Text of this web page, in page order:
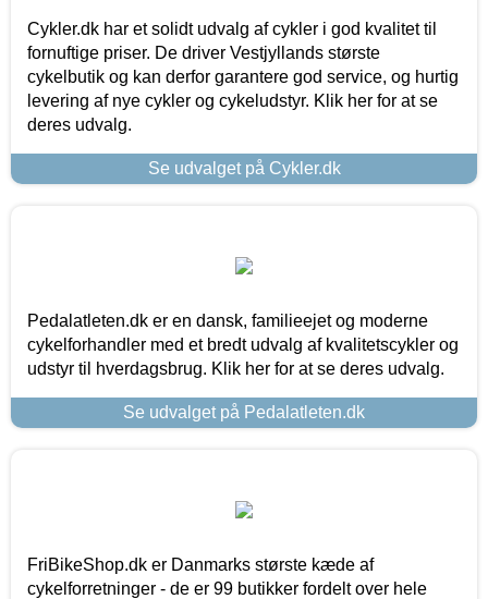
Cykler.dk har et solidt udvalg af cykler i god kvalitet til
fornuftige priser. De driver Vestjyllands største
cykelbutik og kan derfor garantere god service, og hurtig
levering af nye cykler og cykeludstyr. Klik her for at se
deres udvalg.
Se udvalget på Cykler.dk
Pedalatleten.dk er en dansk, familieejet og moderne
cykelforhandler med et bredt udvalg af kvalitetscykler og
udstyr til hverdagsbrug. Klik her for at se deres udvalg.
Se udvalget på Pedalatleten.dk
FriBikeShop.dk er Danmarks største kæde af
cykelforretninger - de er 99 butikker fordelt over hele